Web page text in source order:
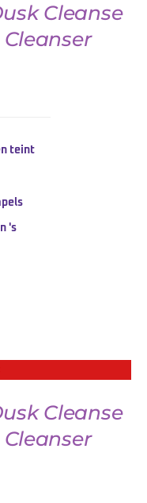
Cleanse
teint
's
Cleanse